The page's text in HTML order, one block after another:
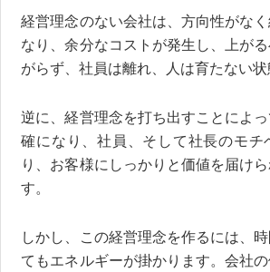
経営理念のない会社は、方向性がな
なり、余分なコストが発生し、上が
がらず、社員は離れ、人は育たない状
逆に、経営理念を打ち出すことによ
確になり、社員、そして社長のモチ
り、お客様にしっかりと価値を届け
す。
しかし、この経営理念を作るには、
てもエネルギーが掛かります。会社